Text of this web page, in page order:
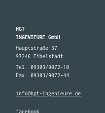
HGT
INGENIEURE GmbH
Hauptstraße 37
97246 Eibelstadt
Tel. 09303/9072-10
Fax. 09303/9072-44
info@hgt-ingenieure.de
facebook